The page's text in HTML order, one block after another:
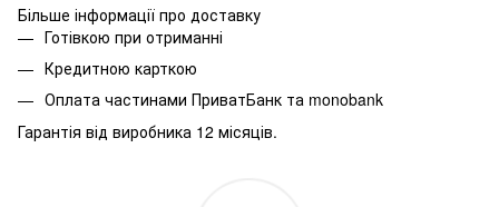
Більше інформації про доставку
Готівкою при отриманні
Кредитною карткою
Оплата частинами ПриватБанк та monobank
Гарантія від виробника 12 місяців.